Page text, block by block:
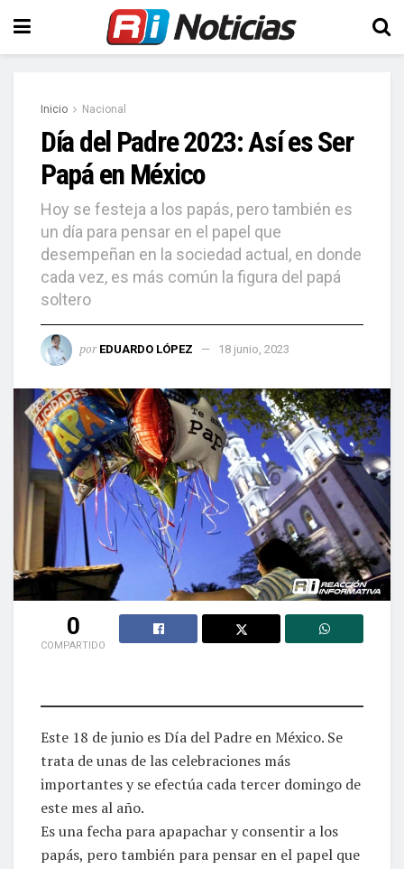
Inicio Nacional
Día del Padre 2023: Así es Ser
Papá en México
Hoy se festeja a los papás, pero también es
un día para pensar en el papel que
desempeñan en la sociedad actual, en donde
cada vez, es más común la figura del papá
soltero
por EDUARDO LÓPEZ 18 junio, 2023
0
COMPARTIDO
Este 18 de junio es Día del Padre en México. Se
trata de unas de las celebraciones más
importantes y se efectúa cada tercer domingo de
este mes al año.
Es una fecha para apapachar y consentir a los
papás, pero también para pensar en el papel que